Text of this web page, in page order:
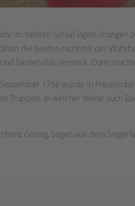
im tiefsten Schlaf lagen,
die beiden nicht mit der
fanden das Versteck. Dann
1796 wurde in
Truppen. In welcher Weise auch
Görnig, Sagen aus dem